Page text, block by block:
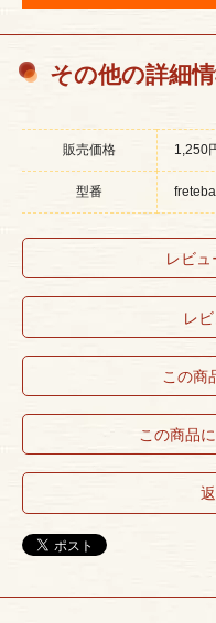
その他の詳細
販売価格 1,250
型番 freteba
レビ
レ
この商
この商品